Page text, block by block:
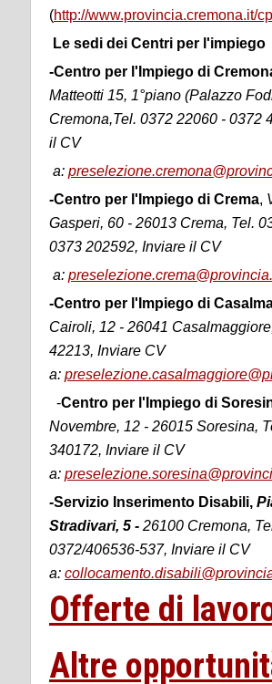
(http://www.provincia.cremona.it/
Le sedi dei Centri per l'impiego
-Centro per l'Impiego di
Matteotti 15, 1°piano (Palazzo
Cremona,Tel. 0372 22060 - 0372
il CV
a:
-Centro per l'Impiego di Crema,
Gasperi, 60 - 26013 Crema, Tel.
0373 202592, Inviare il CV
a:
-Centro per l'Impiego di
Cairoli, 12 - 26041
42213, Inviare CV
a:
-Centro per l'Impiego di
Novembre, 12 - 26015 Soresina,
340172, Inviare il CV
a:
-Servizio Inserimento Disabili,
Stradivari, 5 - 26100 Cremona,
0372/406536-537, Inviare il CV
a:
Offerte di
Altre